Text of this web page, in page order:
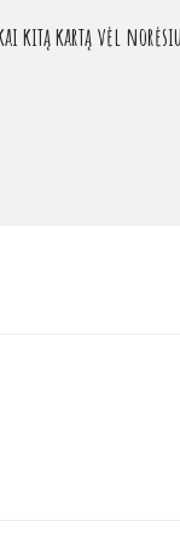
kitą kartą vėl